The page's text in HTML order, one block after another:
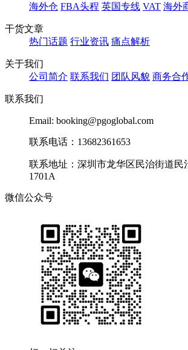
海外仓 FBA头程 英国专线 VAT 海外
干货文章
热门话题 行业资讯 痛点解析
关于我们
公司简介 联系我们 团队风貌 商务合
联系我们
Email: booking@pgoglobal.com
联系电话：13682361653
联系地址：深圳市龙华区民治街道民
1701A
微信公众号